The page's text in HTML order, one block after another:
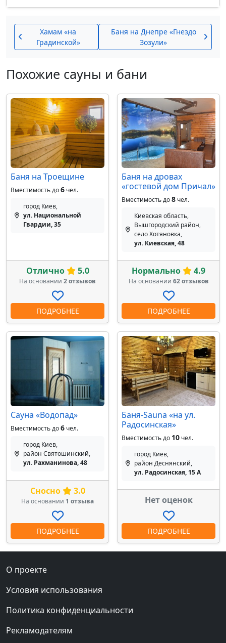
Хамам «на
Градинской»
Баня на Днепре «Гнездо
Зозули»
Похожие сауны и бани
Баня на Троещине
Вместимость до6чел.
город Киев,
ул. Национальной
Гвардии, 35
Отлично 5.0
На основании 2 отзывов
ПОДРОБНЕЕ
Баня на дровах
«гостевой дом Причал»
Вместимость до8чел.
Киевская область,
Вышгородский район,
село Хотяновка,
ул. Киевская, 48
Нормально 4.9
На основании 62 отзывов
ПОДРОБНЕЕ
Сауна «Водопад»
Вместимость до6чел.
город Киев,
район Святошинский,
ул. Рахманинова, 48
Сносно 3.0
На основании 1 отзыва
ПОДРОБНЕЕ
Баня-Sauna «на ул.
Радосинская»
Вместимость до 10чел.
город Киев,
район Деснянский,
ул. Радосинская, 15 А
Нет оценок
ПОДРОБНЕЕ
О проекте
Условия использования
Политика конфиденциальности
Рекламодателям